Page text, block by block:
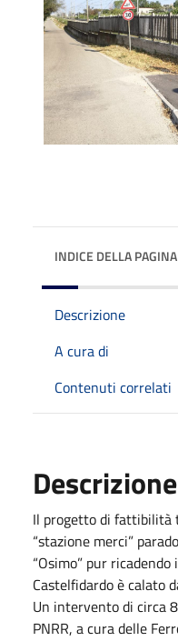
INDICE DELLA PAGINA
Descrizione
A cura di
Contenuti correlati
Descrizione
Il progetto di fattibilità
“stazione merci”
“Osimo” pur
Castelfidardo è calato
Un intervento di circa
PNRR, a cura delle